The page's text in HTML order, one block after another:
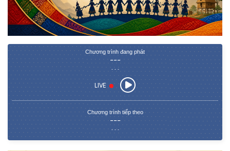
Chương trình đang phát
---
- - -
LIVE
Chương trình tiếp theo
---
- - -